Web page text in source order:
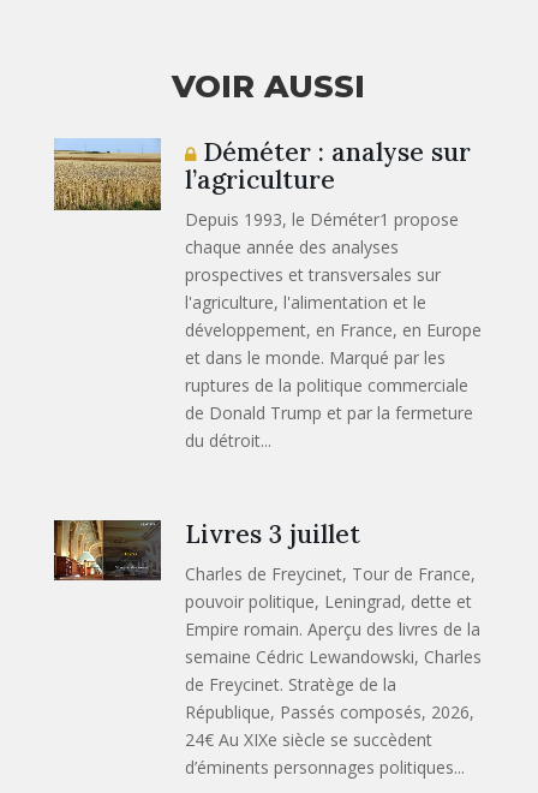
VOIR AUSSI
Déméter : analyse sur
l’agriculture
Depuis 1993, le Déméter1 propose
chaque année des analyses
prospectives et transversales sur
l'agriculture, l'alimentation et le
développement, en France, en Europe
et dans le monde. Marqué par les
ruptures de la politique commerciale
de Donald Trump et par la fermeture
du détroit...
Livres 3 juillet
Charles de Freycinet, Tour de France,
pouvoir politique, Leningrad, dette et
Empire romain. Aperçu des livres de la
semaine Cédric Lewandowski, Charles
de Freycinet. Stratège de la
République, Passés composés, 2026,
24€ Au XIXe siècle se succèdent
d’éminents personnages politiques...